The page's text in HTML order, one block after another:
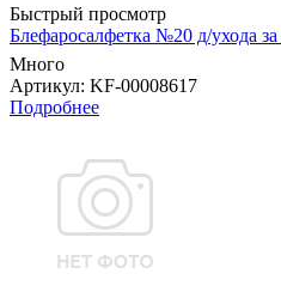
Быстрый просмотр
Блефаросалфетка №20 д/ухода
Много
Артикул: KF-00008617
Подробнее